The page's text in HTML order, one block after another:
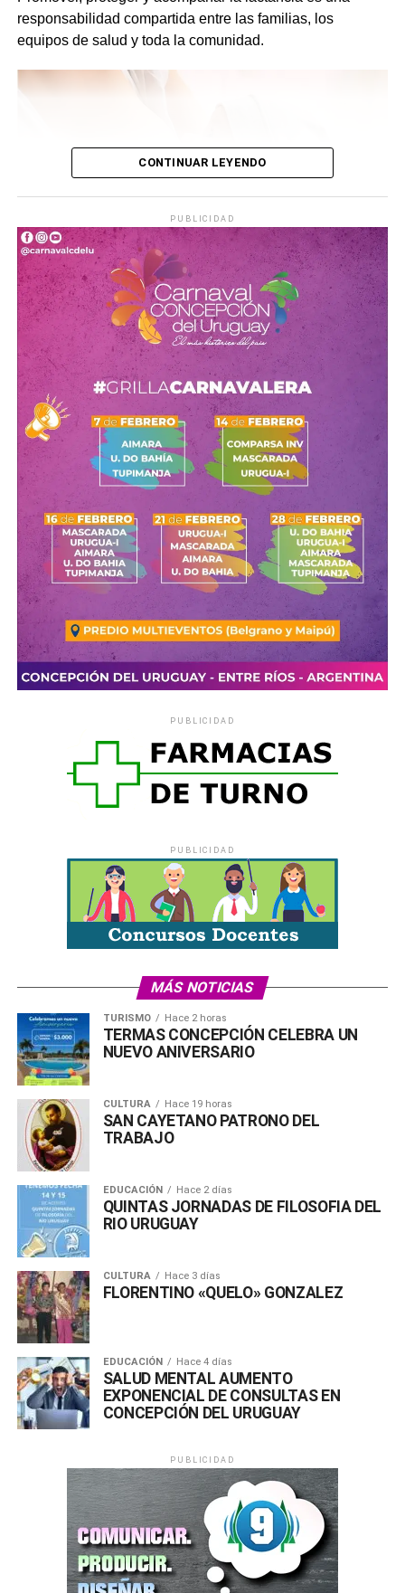
responsabilidad compartida entre las familias, los
equipos de salud y toda la comunidad.
No hay duda de quelos seis primeros meses de la vida
de un niño son los más importantes
, y en los que el
crecimiento es más rápido. Por eso, hay que tener en
cuenta que, en esta etapa, las necesidades nutritivas
solo las cubre completamente la leche materna
De hecho, la lactancia materna tiene una serie de
ventajas para el niño, pero también para la madre. Para el
primero de ellos, es la única leche que
se ajusta a sus
necesidadesy su composición cambia según estas.
Además,no está contaminada, aporta defensas contra
las infecciones y disminuye las enfermedades
alérgicas
Para la madre, la leche materna
favorece el retorno del
útero a su tamaño normal, disminuye el exceso de
grasas que acumula durante el embarazo, favorece la
Comparte esto:
Facebook WhatsApp
CONTINUAR LEYENDO
PUBLICIDAD
PUBLICIDAD
PUBLICIDAD
MÁS NOTICIAS
TURISMO Hace 2 horas
TERMAS CONCEPCIÓN CELEBRA UN
NUEVO ANIVERSARIO
CULTURA Hace 19 horas
SAN CAYETANO PATRONO DEL
TRABAJO
EDUCACIÓN Hace 2 días
QUINTAS JORNADAS DE FILOSOFIA DEL
RIO URUGUAY
CULTURA Hace 3 días
FLORENTINO «QUELO» GONZALEZ
EDUCACIÓN Hace 4 días
SALUD MENTAL AUMENTO
EXPONENCIAL DE CONSULTAS EN
CONCEPCIÓN DEL URUGUAY
PUBLICIDAD